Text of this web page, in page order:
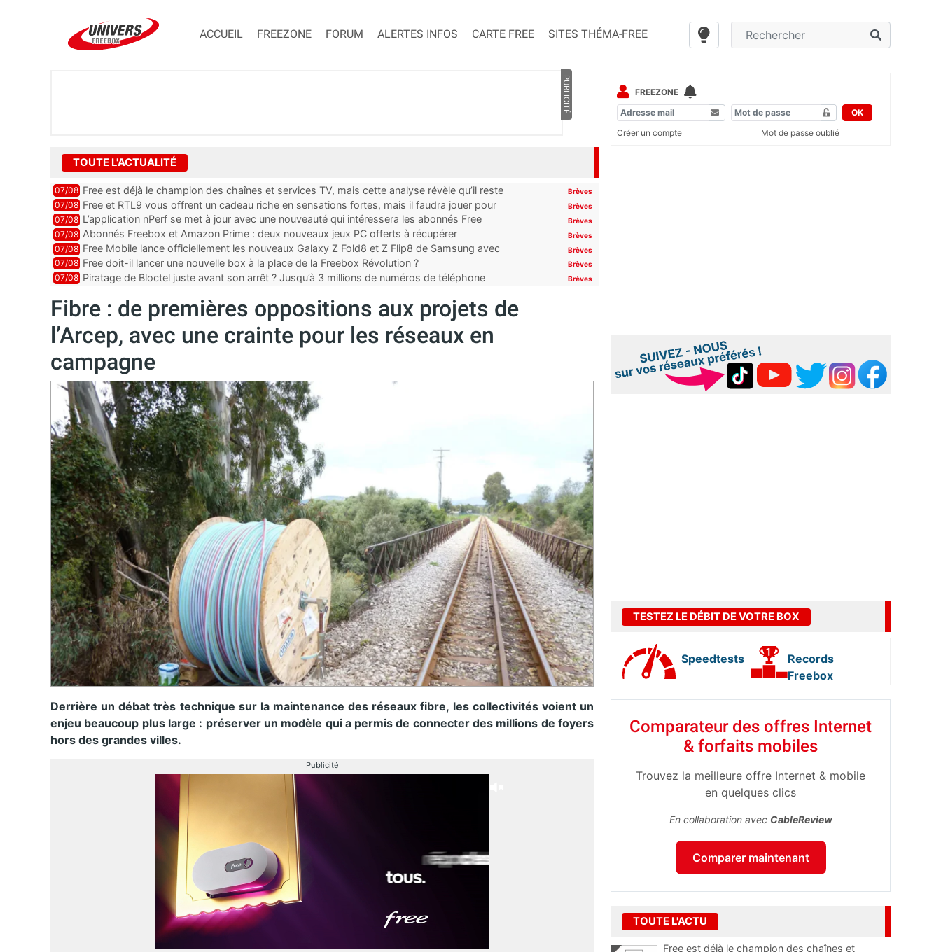
ACCUEIL FREEZONE FORUM ALERTES INFOS CARTE FREE SITES THÉMA-FREE
PUBLICITÉ
TOUTE L'ACTUALITÉ
07/08 Free est déjà le champion des chaînes et services TV, mais cette analyse révèle qu’il reste
encore au moin...
Brèves
07/08 Free et RTL9 vous offrent un cadeau riche en sensations fortes, mais il faudra jouer pour
l’obtenir
Brèves
07/08 L’application nPerf se met à jour avec une nouveauté qui intéressera les abonnés Free
Mobile, Orange, SFR ...
Brèves
07/08 Abonnés Freebox et Amazon Prime : deux nouveaux jeux PC offerts à récupérer Brèves
07/08 Free Mobile lance officiellement les nouveaux Galaxy Z Fold8 et Z Flip8 de Samsung avec
des promos et des cadeaux
Brèves
07/08 Free doit-il lancer une nouvelle box à la place de la Freebox Révolution ? Brèves
07/08 Piratage de Bloctel juste avant son arrêt ? Jusqu’à 3 millions de numéros de téléphone
Brèves
Fibre : de premières oppositions aux projets de
l’Arcep, avec une crainte pour les réseaux en
campagne
Derrière un débat très technique sur la maintenance des réseaux fibre, les collectivités voient un
enjeu beaucoup plus large : préserver un modèle qui a permis de connecter des millions de foyers
hors des grandes villes.
Publicité
FREEZONE
OK
Créer un compte
Mot de passe oublié
TESTEZ LE DÉBIT DE VOTRE BOX
Speedtests
Records
Freebox
Comparateur des offres Internet
& forfaits mobiles
Trouvez la meilleure offre Internet & mobile
en quelques clics
En collaboration avec CableReview
Comparer maintenant
TOUTE L'ACTU
Free est déjà le champion des chaînes et